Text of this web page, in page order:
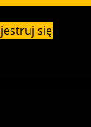
się